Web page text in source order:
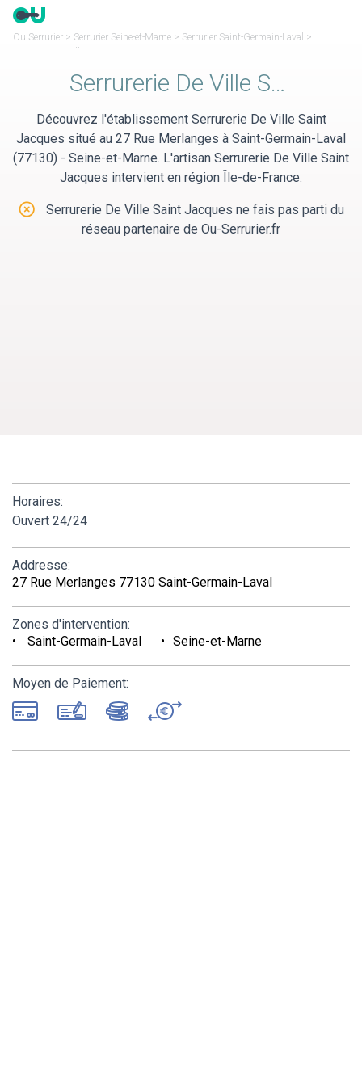
Panneau de gestion des cookies
Ou Serrurier > Serrurier Seine-et-Marne > Serrurier Saint-Germain-Laval >
Serrurerie De Ville Saint Jacques
Serrurerie De Ville Saint Jacques
Découvrez l'établissement Serrurerie De Ville Saint
Jacques situé au 27 Rue Merlanges à Saint-Germain-Laval
(77130) - Seine-et-Marne. L'artisan Serrurerie De Ville Saint
Jacques intervient en région Île-de-France.
Serrurerie De Ville Saint Jacques ne fais pas parti du
réseau partenaire de Ou-Serrurier.fr
Horaires:
Ouvert 24/24
Addresse:
27 Rue Merlanges 77130 Saint-Germain-Laval
Zones d'intervention:
Saint-Germain-Laval
Seine-et-Marne
Moyen de Paiement: